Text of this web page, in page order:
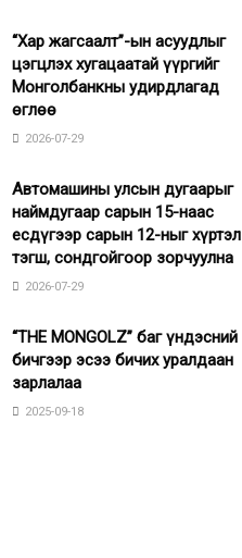
“Хар жагсаалт”-ын асуудлыг
цэгцлэх хугацаатай үүргийг
Монголбанкны удирдлагад
өглөө
2026-07-29
Автомашины улсын дугаарыг
наймдугаар сарын 15-наас
есдүгээр сарын 12-ныг хүртэл
тэгш, сондгойгоор зорчуулна
2026-07-29
“THE MONGOLZ” баг үндэсний
бичгээр эсээ бичих уралдаан
зарлалаа
2025-09-18